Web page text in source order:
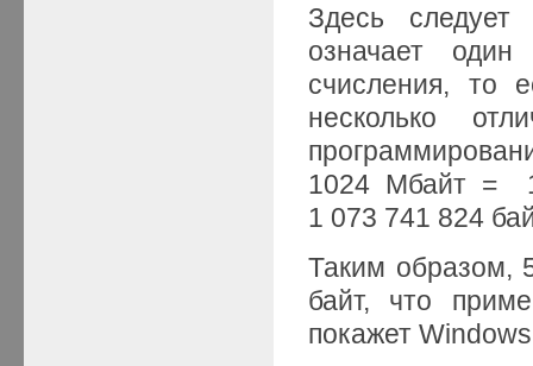
Здесь
означает
счисления, то
несколько
1024 Мбайт =
1 073 741 824
Таким образом,
байт, что
покажет